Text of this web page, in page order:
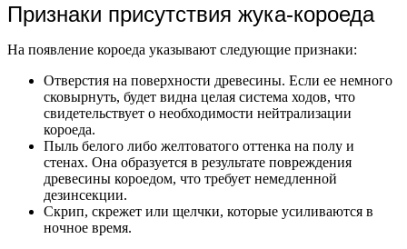
Признаки присутствия жука-короеда
На появление короеда указывают следующие признаки:
Отверстия на поверхности древесины. Если ее немного
сковырнуть, будет видна целая система ходов, что
свидетельствует о необходимости нейтрализации
короеда.
Пыль белого либо желтоватого оттенка на полу и
стенах. Она образуется в результате повреждения
древесины короедом, что требует немедленной
дезинсекции.
Скрип, скрежет или щелчки, которые усиливаются в
ночное время.